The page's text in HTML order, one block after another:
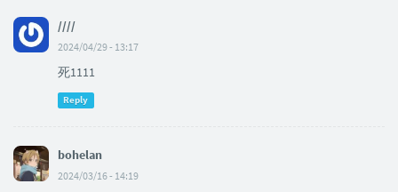
////
2024/04/29 - 13:17
死1111
Reply
bohelan
2024/03/16 - 14:19